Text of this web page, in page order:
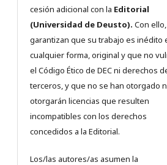
cesión adicional con la Editorial
(Universidad de Deusto). Con ello,
garantizan que su trabajo es inédito
cualquier forma, original y que no
el Código Ético de DEC ni derechos
terceros, y que no se han otorgado
otorgarán licencias que resulten
incompatibles con los derechos
concedidos a la Editorial.
Los/las autores/as asumen la